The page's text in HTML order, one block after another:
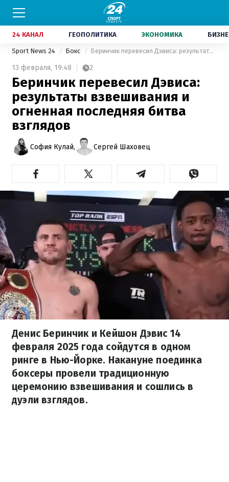
24 КАНАЛ ГЕОПОЛИТИКА ЭКОНОМИКА
Sport News 24 Бокс Беринчик перевесил Дэвиса: результаты взвешивания и огненная последняя битва взглядов
13 февраля, 19:48 2
Беринчик перевесил Дэвиса:
результаты взвешивания и
огненная последняя битва
взглядов
София Кулай, Сергей Шаховец
Денис Беринчик и Кейшон Дэвис 14
февраля 2025 года сойдутся в одном
ринге в Нью-Йорке. Накануне поединка
боксеры провели традиционную
церемонию взвешивания и сошлись в
дуэли взглядов.